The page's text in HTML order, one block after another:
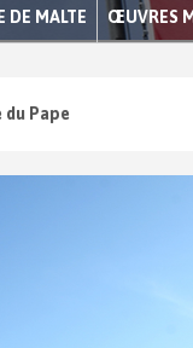
DE MALTE ŒUVRES
du Pape